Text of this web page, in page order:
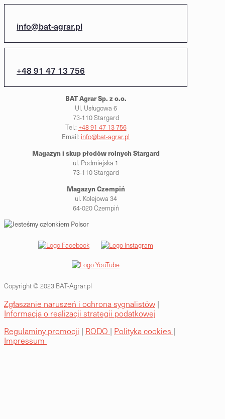
info@bat-agrar.pl
+48 91 47 13 756
BAT Agrar Sp. z o.o.
Ul. Usługowa 6
73-110 Stargard
Tel.: +48 91 47 13 756
Email: info@bat-agrar.pl
Magazyn i skup płodów rolnychStargard
ul. Podmiejska 1
73-110 Stargard
Magazyn Czempiń
ul. Kolejowa 34
64-020 Czempiń
Copyright © 2023 BAT-Agrar.pl
Zgłaszanie naruszeń i ochrona sygnalistów |
Informacja o realizacji strategii podatkowej
Regulaminy promocji | RODO | Polityka cookies |
Impressum